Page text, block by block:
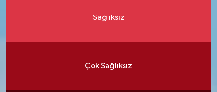
Sağlıksız
Çok Sağlıksız